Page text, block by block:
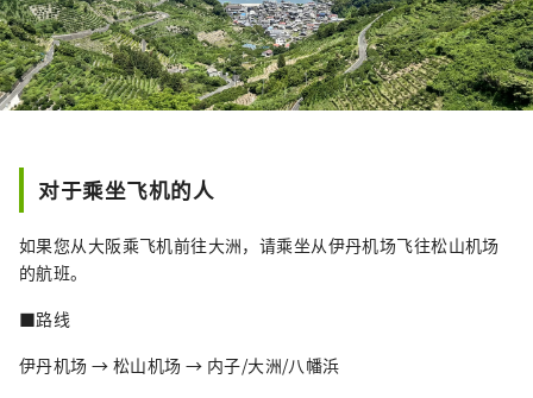
对于乘坐飞机的人
如果您从大阪乘飞机前往大洲，请乘坐从伊丹机场飞往松山机场
的航班。
■路线
伊丹机场 → 松山机场 → 内子/大洲/八幡浜